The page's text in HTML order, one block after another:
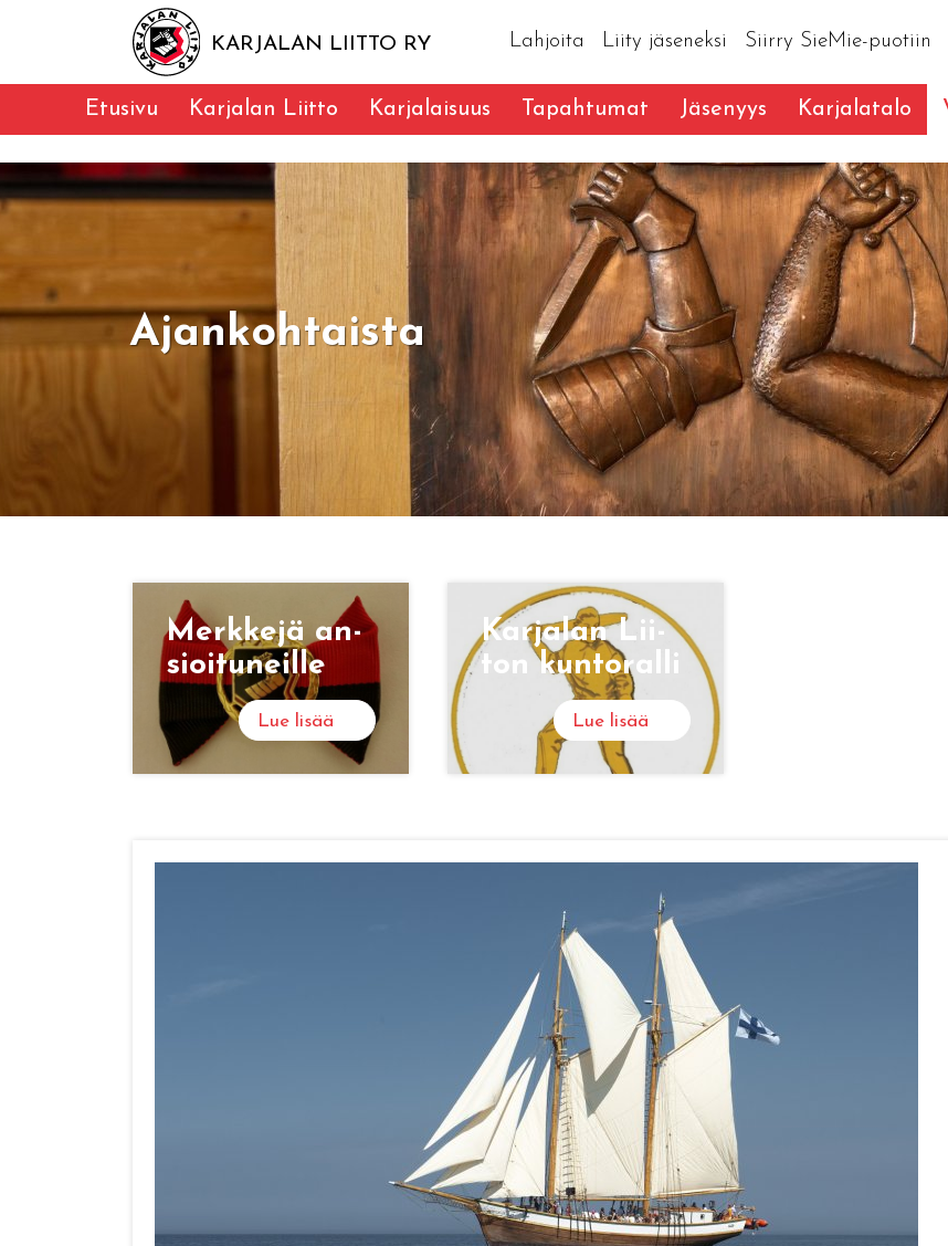
KARJALAN LIITTO RY Lahjoita Liity jäseneksi Siirry SieMie-puotiin
Etusivu Karjalan Liitto Karjalaisuus Tapahtumat Jäsenyys Karjalatalo
Ajankohtaista
Merk­ke­jä an­
sioi­tu­neil­le
Lue lisää
Kar­ja­lan Lii­
ton kun­to­ral­li
Lue lisää